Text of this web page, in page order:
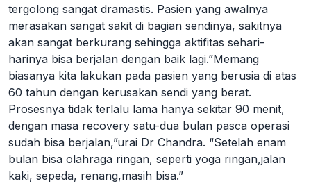
tergolong sangat dramastis. Pasien yang awalnya
merasakan sangat sakit di bagian sendinya, sakitnya
akan sangat berkurang sehingga aktifitas sehari-
harinya bisa berjalan dengan baik lagi.”Memang
biasanya kita lakukan pada pasien yang berusia di atas
60 tahun dengan kerusakan sendi yang berat.
Prosesnya tidak terlalu lama hanya sekitar 90 menit,
dengan masa recovery satu-dua bulan pasca operasi
sudah bisa berjalan,”urai Dr Chandra. “Setelah enam
bulan bisa olahraga ringan, seperti yoga ringan,jalan
kaki, sepeda, renang,masih bisa.”